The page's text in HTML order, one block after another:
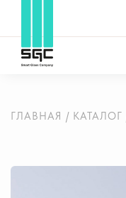
ГЛАВНАЯ / КАТАЛОГ